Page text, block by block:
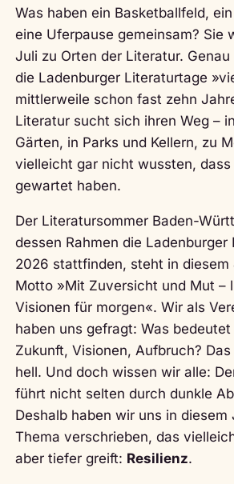
Was haben ein Basketballfeld,
eine Uferpause gemeinsam? Sie
Juli zu Orten der Literatur.
die Ladenburger Literaturtage
mittlerweile schon fast zehn
Literatur sucht sich ihren Weg –
Gärten, in Parks und Kellern, zu
vielleicht gar nicht wussten,
gewartet haben.
Der Literatursommer Baden-
dessen Rahmen die Ladenburger
2026 stattfinden, steht in diesem
Motto »Mit Zuversicht und Mut –
Visionen für morgen«. Wir als
haben uns gefragt: Was
Zukunft, Visionen, Aufbruch?
hell. Und doch wissen wir alle:
führt nicht selten durch dunkle
Deshalb haben wir uns in diesem
Thema verschrieben, das
aber tiefer greift: Resilienz.